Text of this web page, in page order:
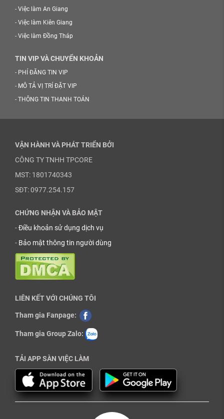
- Việc làm An Giang
- Việc làm Kiên Giang
- Việc làm Đồng Tháp
TIN VIP VÀ CHUYỂN KHOẢN
- PHÍ ĐĂNG TIN VIP
- MÔ TẢ VỊ TRÍ ĐẶT VIP
- THÔNG TIN THANH TOÁN
VẬN HÀNH VÀ PHÁT TRIỂN BỞI
CÔNG TY TNHH TPCORE
MST: 1801740343
SĐT: 0977.254.157
CHỨNG NHẬN VÀ BẢO MẬT
-Điều khoản sử dụng dịch vụ
- Bảo mật thông tin người dùng
LIÊN KẾT VỚI CHÚNG TÔI
Tham gia Fanpage:
Tham gia Group Zalo:
TẢI APP SÀN VIỆC LÀM